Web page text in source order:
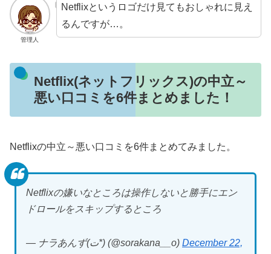
管理人
Netflixというロゴだけ見てもおしゃれに見え
るんですが…。
Netflix(ネットフリックス)の中立～
悪い口コミを6件まとめました！
Netflixの中立～悪い口コミを6件まとめてみました。
Netflixの嫌いなところは操作しないと勝手にエン
ドロールをスキップするところ
— ナラあんず(ت*) (@sorakana__o) December 22,